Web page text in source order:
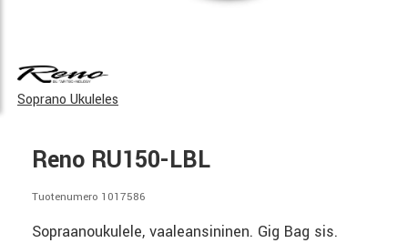
Soprano Ukuleles
Reno RU150-LBL
Tuotenumero 1017586
Sopraanoukulele, vaaleansininen. Gig Bag sis.